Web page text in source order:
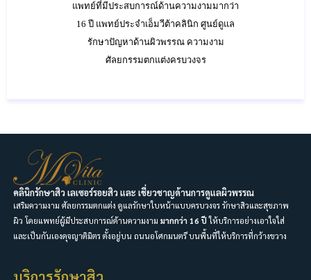
แพทย์ที่มีประสบการณ์ด้านความงามมากว่า
16 ปี แพทย์ประจำเอ็มวีต้าคลินิก ศูนย์ดูแล
รักษาปัญหาด้านผิวพรรณ ความงาม
ศัลยกรรมตกแต่งครบวงจร
คลินิกรักษาสิว เลเซอร์รอยสิว และ เชี่ยวชาญด้านการดูแลผิวพรรณ
เสริมความงาม ศัลยกรรมตกแต่ง ดูแลรักษาใบหน้าแบบครบวงจร รักษาสิวและสุขภาพ
ผิว โดยแพทย์ผู้มีประสบการณ์ด้านความงาม มากกว่า 16 ปี ให้บริการอย่างเอาใจใส่
และเป็นกันเองดุจญาติมิตร ตั้งอยู่บน ถนนอโศกมนตรี บนพื้นที่ให้บริการที่กว้างขวาง